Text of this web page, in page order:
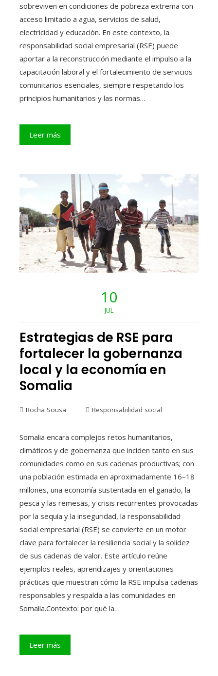
sobreviven en condiciones de pobreza extrema con
acceso limitado a agua, servicios de salud,
electricidad y educación. En este contexto, la
responsabilidad social empresarial (RSE) puede
aportar a la reconstrucción mediante el impulso a la
capacitación laboral y el fortalecimiento de servicios
comunitarios esenciales, siempre respetando los
principios humanitarios y las normas…
Leer más
10
JUL
Estrategias de RSE para
fortalecer la gobernanza
local y la economía en
Somalia
Rocha Sousa Responsabilidad social
Somalia encara complejos retos humanitarios,
climáticos y de gobernanza que inciden tanto en sus
comunidades como en sus cadenas productivas; con
una población estimada en aproximadamente 16–18
millones, una economía sustentada en el ganado, la
pesca y las remesas, y crisis recurrentes provocadas
por la sequía y la inseguridad, la responsabilidad
social empresarial (RSE) se convierte en un motor
clave para fortalecer la resiliencia social y la solidez
de sus cadenas de valor. Este artículo reúne
ejemplos reales, aprendizajes y orientaciones
prácticas que muestran cómo la RSE impulsa cadenas
responsables y respalda a las comunidades en
Somalia.Contexto: por qué la…
Leer más